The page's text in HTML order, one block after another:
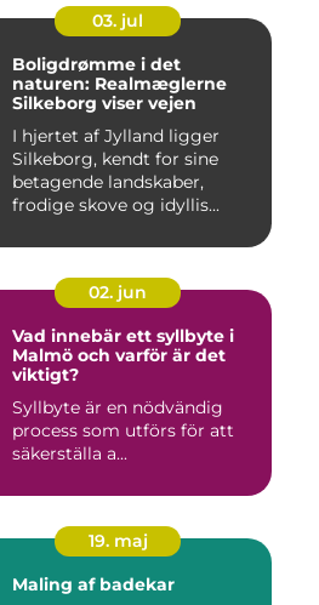
03. jul
Boligdrømme i det
naturen: Realmæglerne
Silkeborg viser vejen
I hjertet af Jylland ligger
Silkeborg, kendt for sine
betagende landskaber,
frodige skove og idyllis...
02. jun
Vad innebär ett syllbyte i
Malmö och varför är det
viktigt?
Syllbyte är en nödvändig
process som utförs för att
säkerställa a...
19. maj
Maling af badekar